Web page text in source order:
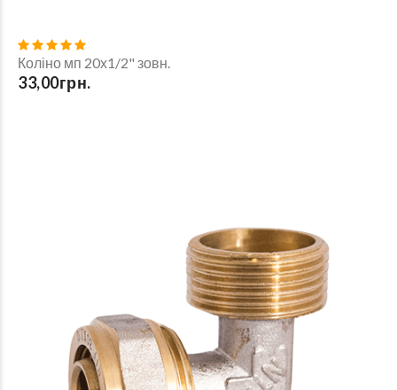
Коліно мп 20х1/2" зовн.
33,00грн.